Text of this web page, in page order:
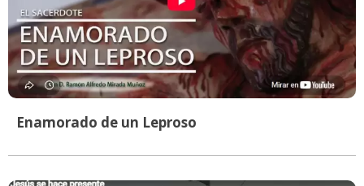
Enamorado de un Leproso